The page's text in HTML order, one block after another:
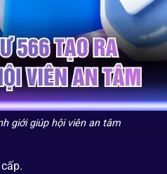
giới giúp hội viên an tâm